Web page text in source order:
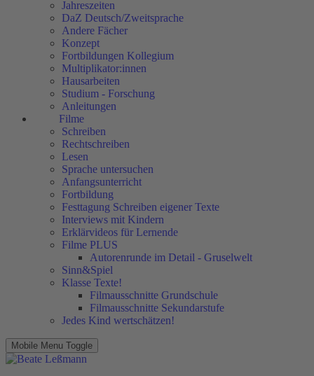
Jahreszeiten
DaZ Deutsch/Zweitsprache
Andere Fächer
Konzept
Fortbildungen Kollegium
Multiplikator:innen
Hausarbeiten
Studium - Forschung
Anleitungen
Filme
Schreiben
Rechtschreiben
Lesen
Sprache untersuchen
Anfangsunterricht
Fortbildung
Festtagung Schreiben eigener Texte
Interviews mit Kindern
Erklärvideos für Lernende
Filme PLUS
Autorenrunde im Detail - Gruselwelt
Sinn&Spiel
Klasse Texte!
Filmausschnitte Grundschule
Filmausschnitte Sekundarstufe
Jedes Kind wertschätzen!
Mobile Menu Toggle